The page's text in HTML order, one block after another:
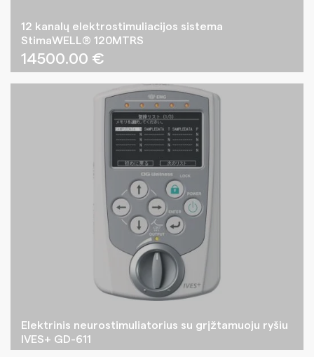
12 kanalų elektrostimuliacijos sistema
StimaWELL® 120MTRS
14500.00 €
Elektrinis neurostimuliatorius su grįžtamuoju ryšiu
IVES+ GD-611